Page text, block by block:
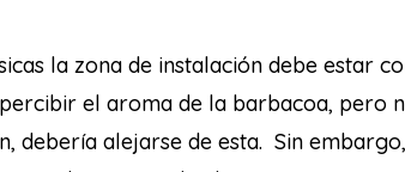
la zona de instalación debe estar
el aroma de la barbacoa, pero
debería alejarse de esta. Sin